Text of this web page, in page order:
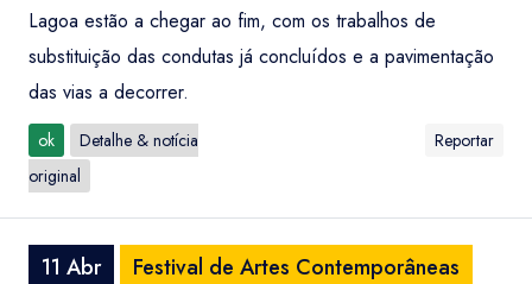
Lagoa estão a chegar ao fim, com os trabalhos de
substituição das condutas já concluídos e a pavimentação
das vias a decorrer.
ok
Detalhe & notícia
original
Reportar
11 Abr
Festival de Artes Contemporâneas